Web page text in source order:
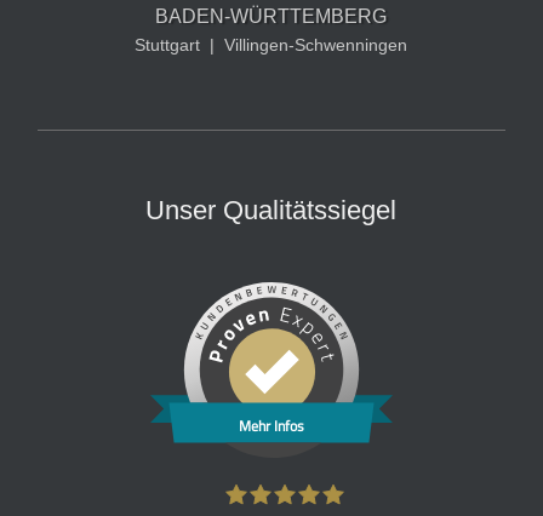
BADEN-WÜRTTEMBERG
Stuttgart | Villingen-Schwenningen
Unser Qualitätssiegel
Mehr Infos